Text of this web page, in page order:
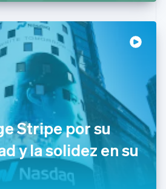
Stripe por su
y la solidez en su
文